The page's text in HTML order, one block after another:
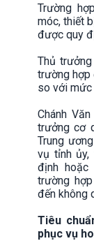
Trường
móc, thiết
được quy
Thủ
trường hợp
so với mức
Chánh
trưởng cơ
Trung
vụ tỉnh ủy,
định hoặc
trường
đến không
Tiêu
phục vụ